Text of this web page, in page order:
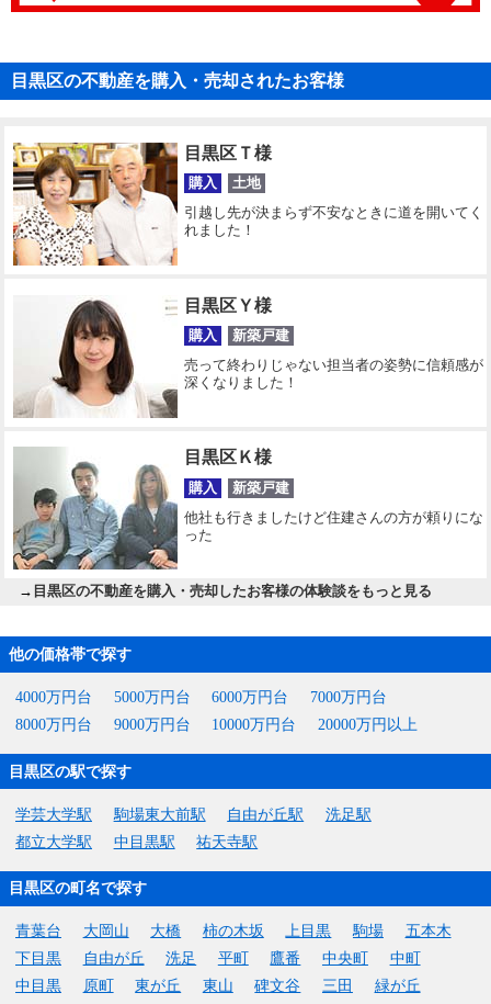
目黒区の不動産を購入・売却されたお客様
目黒区Ｔ様
購入
土地
引越し先が決まらず不安なときに道を開いてく
れました！
目黒区Ｙ様
購入
新築戸建
売って終わりじゃない担当者の姿勢に信頼感が
深くなりました！
目黒区Ｋ様
購入
新築戸建
他社も行きましたけど住建さんの方が頼りにな
った
→ 目黒区の不動産を購入・売却したお客様の体験談をもっと見る
他の価格帯で探す
4000万円台 5000万円台 6000万円台
7000万円台
8000万円台
9000万円台 10000万円台 20000万円以上
目黒区の駅で探す
学芸大学駅 駒場東大前駅 自由が丘駅
洗足駅
都立大学駅
中目黒駅 祐天寺駅
目黒区の町名で探す
青葉台 大岡山 大橋 柿の木坂 上目黒 駒場
五本木
下目黒
自由が丘 洗足 平町 鷹番 中央町
中町
中目黒
原町 東が丘 東山 碑文谷 三田
緑が丘